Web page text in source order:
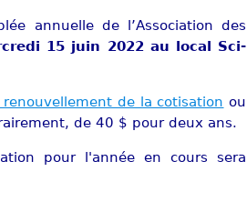
annuelle de l’Association des
15 juin 2022 au local Sci-
de la cotisation ou
de 40 $ pour deux ans.
pour l'année en cours sera